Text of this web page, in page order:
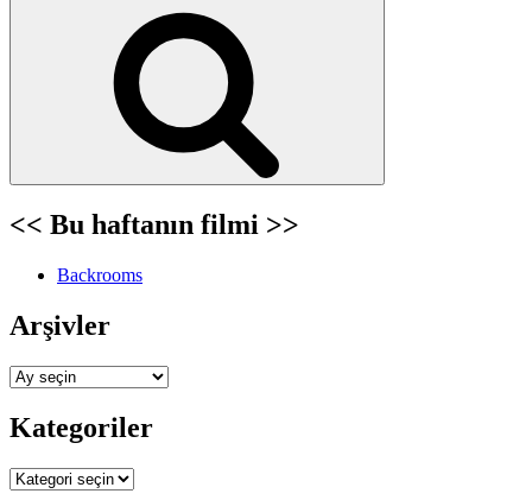
<< Bu haftanın filmi >>
Backrooms
Arşivler
Arşivler
Kategoriler
Kategoriler